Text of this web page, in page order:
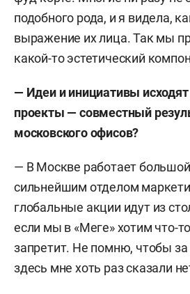
подобного рода, и я видела,
выражение их лица. Так мы
какой-то эстетический
— Идеи и инициативы
проекты — совместный
московского офисов?
— В Москве работает
сильнейшим отделом
глобальные акции идут из
если мы в «Меге» хотим что-
запретит. Не помню, чтобы за
здесь мне хоть раз сказали